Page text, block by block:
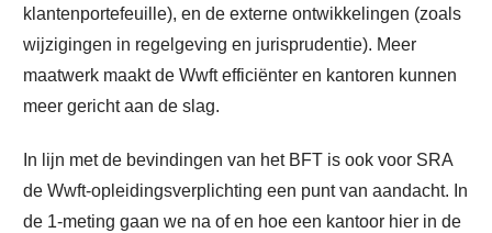
klantenportefeuille), en de externe ontwikkelingen (zoals
wijzigingen in regelgeving en jurisprudentie). Meer
maatwerk maakt de Wwft efficiënter en kantoren kunnen
meer gericht aan de slag.
In lijn met de bevindingen van het BFT is ook voor SRA
de Wwft-opleidingsverplichting een punt van aandacht. In
de 1-meting gaan we na of en hoe een kantoor hier in de